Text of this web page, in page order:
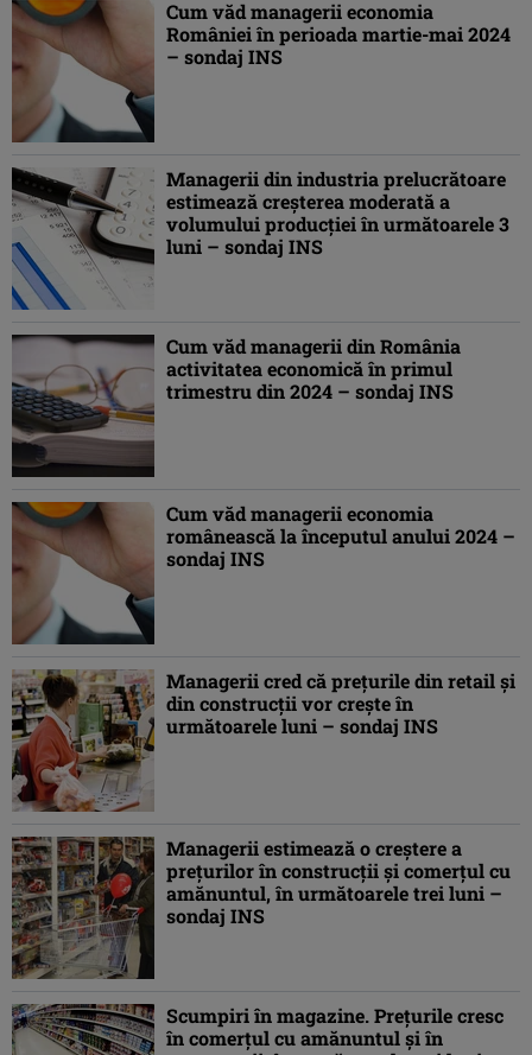
Cum văd managerii economia
României în perioada martie-mai 2024
– sondaj INS
Managerii din industria prelucrătoare
estimează creşterea moderată a
volumului producţiei în următoarele 3
luni – sondaj INS
Cum văd managerii din România
activitatea economică în primul
trimestru din 2024 – sondaj INS
Cum văd managerii economia
românească la începutul anului 2024 –
sondaj INS
Managerii cred că preţurile din retail şi
din construcţii vor creşte în
următoarele luni – sondaj INS
Managerii estimează o creştere a
preţurilor în construcţii şi comerţul cu
amănuntul, în următoarele trei luni –
sondaj INS
Scumpiri în magazine. Preţurile cresc
în comerţul cu amănuntul şi în